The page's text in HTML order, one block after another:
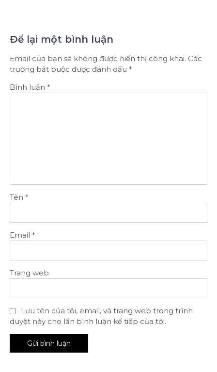
Để lại một bình luận
Email của bạn sẽ không được hiển thị công khai. Các
trường bắt buộc được đánh dấu *
Bình luận *
Tên *
Email *
Trang web
Lưu tên của tôi, email, và trang web trong trình
duyệt này cho lần bình luận kế tiếp của tôi.